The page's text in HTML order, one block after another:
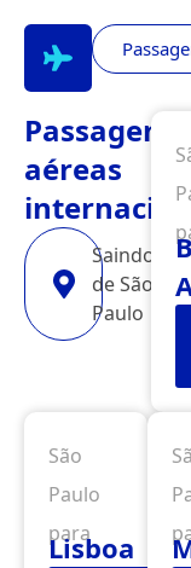
Passagens
aéreas
Saindo
de São
Paulo
São
Paulo
para
Lisboa